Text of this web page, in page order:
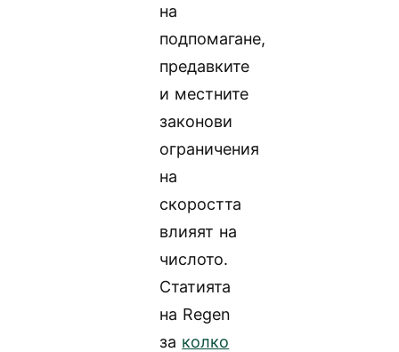
на
подпомагане,
предавките
и местните
законови
ограничения
на
скоростта
влияят на
числото.
Статията
на Regen
за колко